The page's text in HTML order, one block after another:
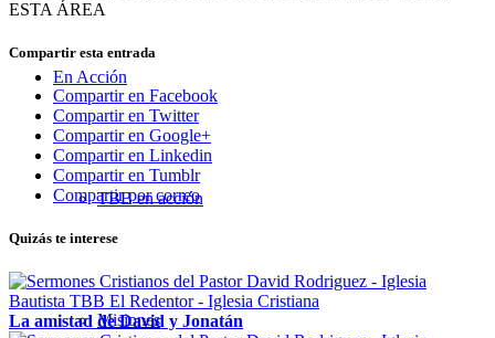
En Acción
TBB en acción
Misiones
ESTA ÁREA
Compartir esta entrada
Compartir en Facebook
Compartir en Twitter
Compartir en Google+
Compartir en Linkedin
Compartir en Tumblr
Compartir por correo
Quizás te interese
La amistad de David y Jonatán